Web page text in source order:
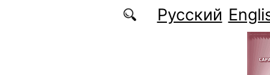
Перейти к основному содержаниюРусский